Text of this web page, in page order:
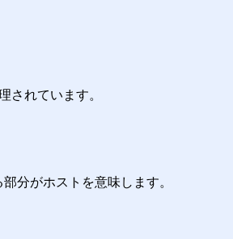
されています。
分がホストを意味します。